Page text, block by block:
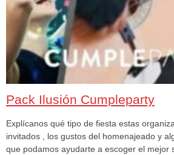
Pack Ilusión Cumpleparty
Explícanos qué tipo de fiesta estas
invitados , los gustos del homenajeado y
que podamos ayudarte a escoger el mejor